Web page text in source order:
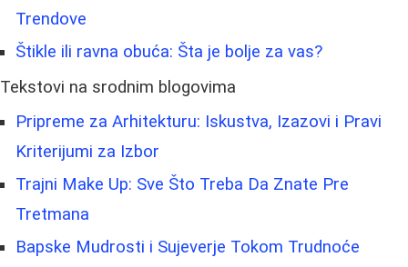
Trendove
Štikle ili ravna obuća: Šta je bolje za vas?
Tekstovi na srodnim blogovima
Pripreme za Arhitekturu: Iskustva, Izazovi i Pravi
Kriterijumi za Izbor
Trajni Make Up: Sve Što Treba Da Znate Pre
Tretmana
Bapske Mudrosti i Sujeverje Tokom Trudnoće